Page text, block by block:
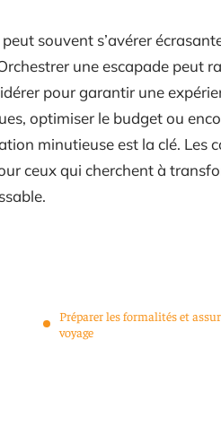
souvent s’avérer
une escapade peut
pour garantir une
optimiser le budget ou
minutieuse est la clé. Les
ceux qui cherchent à
Préparer les formalités et
voyage